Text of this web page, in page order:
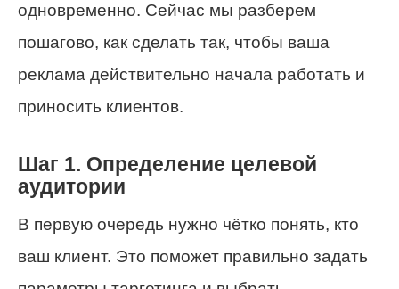
одновременно. Сейчас мы разберем
пошагово, как сделать так, чтобы ваша
реклама действительно начала работать и
приносить клиентов.
Шаг 1. Определение целевой
аудитории
В первую очередь нужно чётко понять, кто
ваш клиент. Это поможет правильно задать